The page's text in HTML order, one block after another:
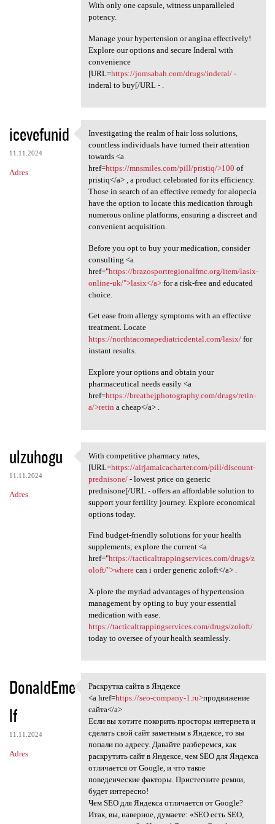
With only one capsule, witness unparalleled
potency.
Manage your hypertension or angina effectively!
Explore our options and secure Inderal with
convenience
[URL=https://jomsabah.com/drugs/inderal/-
inderal to buy[/URL - .
icevefunid
11.11.2024
Adres
Investigating the realm of
Investigating the realm of hair loss solutions,
countless individuals have turned their attention
towards <a
href=https://mnsmiles.com/pill/pristiq/>100 of
pristiq</a> , a product celebrated for its efficiency.
Those in search of an effective remedy for alopecia
have the option to locate this medication through
numerous online platforms, ensuring a discreet and
convenient acquisition.
Before you opt to buy your medication, consider
consulting <a
href="https://brazosportregionalfmc.org/item/lasix-
online-uk/">lasix</a>for a risk-free and educated
choice.
Get ease from allergy symptoms with an effective
treatment. Locate
https://northtacomapediatricdental.com/lasix/for
instant results.
Explore your options and obtain your
pharmaceutical needs easily <a
href=https://breathejphotography.com/drugs/retin-
a/>retin a cheap</a> .
ulzuhogu
11.11.2024
Adres
With competitive pharmacy
With competitive pharmacy rates,
[URL=https://airjamaicacharter.com/pill/discount-
prednisone/- lowest price on generic
prednisone[/URL - offers an affordable solution to
support your fertility journey. Explore economical
options today.
Find budget-friendly solutions for your health
supplements; explore the current <a
href="https://tacticaltrappingservices.com/drugs/z
oloft/">wherecan i order generic zoloft</a> .
X-plore the myriad advantages of hypertension
management by opting to buy your essential
medication with ease.
https://tacticaltrappingservices.com/drugs/zoloft/
today to oversee of your health seamlessly.
DonaldEme
lf
11.11.2024
Adres
Раскрутка сайта в Яндексе
Раскрутка сайта в Яндексе
<a href=https://seo-company-1.ru>продвижение
сайта</a>
Если вы хотите покорить просторы интернета и
сделать свой сайт заметным в Яндексе, то вы
попали по адресу. Давайте разберемся, как
раскрутить сайт в Яндексе, чем SEO для Яндекса
отличается от Google, и что такое
поведенческие факторы. Пристегните ремни,
будет интересно!
Чем SEO для Яндекса отличается от Google?
Итак, вы, наверное, думаете: «SEO есть SEO,